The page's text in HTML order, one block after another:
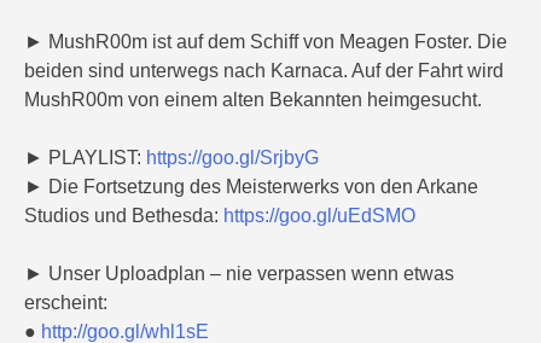
► MushR00m ist auf dem Schiff von Meagen Foster. Die
beiden sind unterwegs nach Karnaca. Auf der Fahrt wird
MushR00m von einem alten Bekannten heimgesucht.
► PLAYLIST: https://goo.gl/SrjbyG
► Die Fortsetzung des Meisterwerks von den Arkane
Studios und Bethesda: https://goo.gl/uEdSMO
► Unser Uploadplan – nie verpassen wenn etwas
erscheint:
● http://goo.gl/whl1sE